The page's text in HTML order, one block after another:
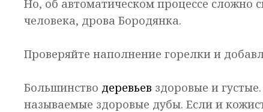
Но, об автоматическом процессе сложно
человека, дрова Бородянка.
Проверяйте наполнение горелки и
Большинство деревьев здоровые и
называемые здоровые дубы. Если и